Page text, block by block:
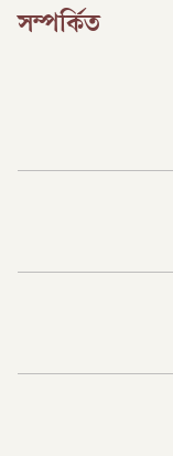
সম্পর্কিত